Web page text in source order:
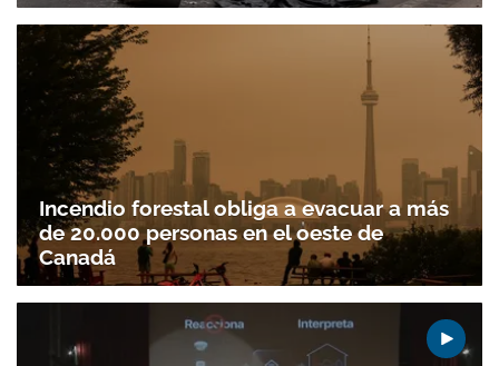
Incendio forestal obliga a evacuar a más
de 20.000 personas en el oeste de
Canadá